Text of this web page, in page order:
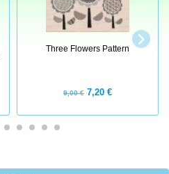
Three Flowers Pattern
9,00 € 7,20 €